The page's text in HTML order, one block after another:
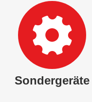
Sondergeräte